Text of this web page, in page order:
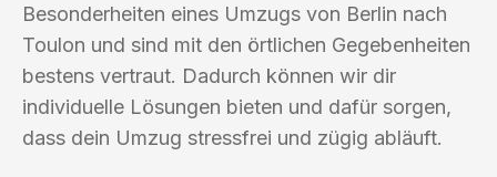
Besonderheiten eines Umzugs von Berlin nach
Toulon und sind mit den örtlichen Gegebenheiten
bestens vertraut. Dadurch können wir dir
individuelle Lösungen bieten und dafür sorgen,
dass dein Umzug stressfrei und zügig abläuft.